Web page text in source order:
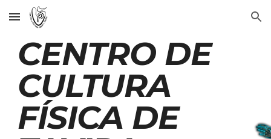
Skip to main content Skip to navigation
CENTRO DE
CULTURA
FÍSICA DE